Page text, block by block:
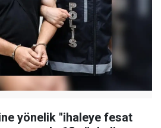
yönelik "ihaleye fesat